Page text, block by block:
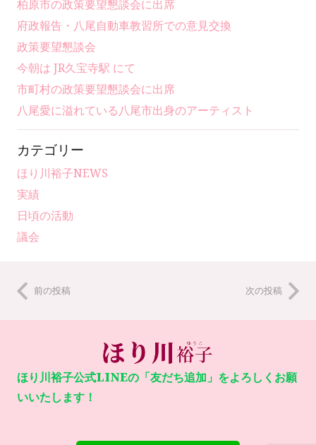
柏原市の政策要望懇談会に出席
府政報告・八尾自動車教習所での意見交換
政策要望懇談会
今朝は JR久宝寺駅 にて
市町村の政策要望懇談会に出席
八尾愛に溢れている八尾市出身のアーティスト
カテゴリー
ほり川裕子NEWS
実績
日頃の活動
議会
前の投稿 次の投稿
ほり川裕子公式LINEの「友だち追加」をよろしくお願
いいたします！